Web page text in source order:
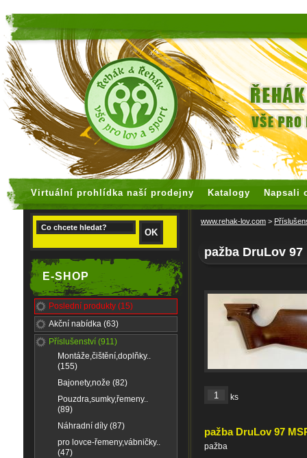
Virtuální prohlídka naší prodejny Katalogy Napsali
E-SHOP
Poslední produkty (15)
Akční nabídka (63)
Příslušenství (911)
Montáže,čištění,doplňky..
(155)
Bajonety,nože (82)
Pouzdra,sumky,řemeny..
(89)
Náhradní díly (87)
pro lovce-řemeny,vábničky..
(47)
www.rehak-lov.com >
pažba DruLov 97
ks
pažba DruLov 97
pažba